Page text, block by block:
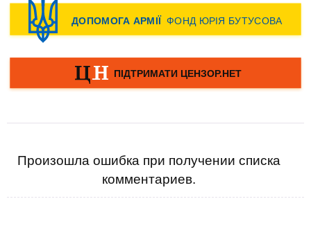
Произошла ошибка при получении списка
комментариев.